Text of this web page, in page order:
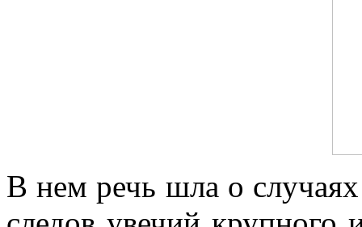
В нем речь шла о